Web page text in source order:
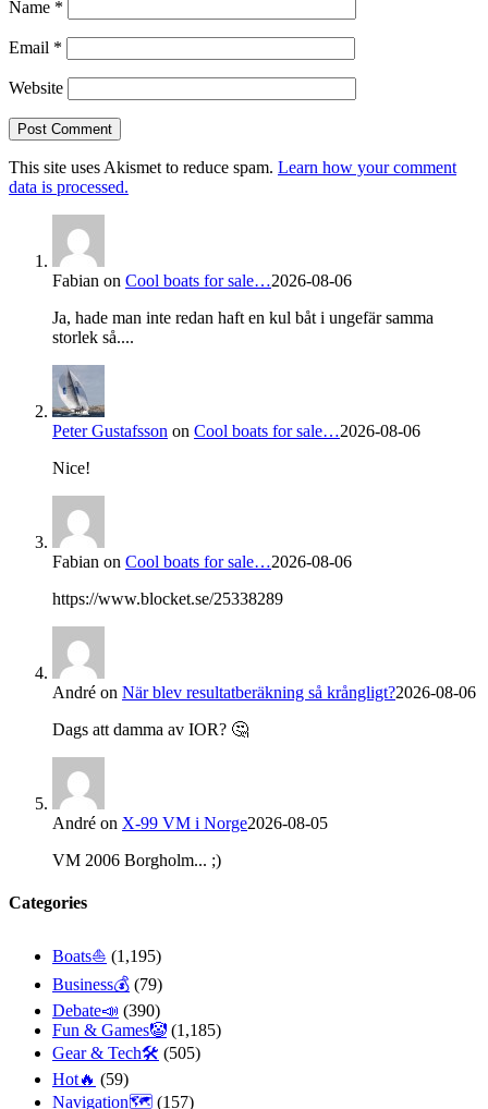
Name *
Email *
Website
This site uses Akismet to reduce spam. Learn how your comment
data is processed.
Fabian on Cool boats for sale…2026-08-06
Ja, hade man inte redan haft en kul båt i ungefär samma
storlek så....
Peter Gustafsson on Cool boats for sale…2026-08-06
Nice!
Fabian on Cool boats for sale…2026-08-06
https://www.blocket.se/25338289
André on När blev resultatberäkning så krångligt?2026-08-06
Dags att damma av IOR? 🤔
André on X-99 VM i Norge2026-08-05
VM 2006 Borgholm... ;)
Categories
Boats⛵️ (1,195)
Business💰 (79)
Debate📣 (390)
Fun & Games🤡 (1,185)
Gear & Tech🛠 (505)
Hot🔥 (59)
Navigation🗺 (157)